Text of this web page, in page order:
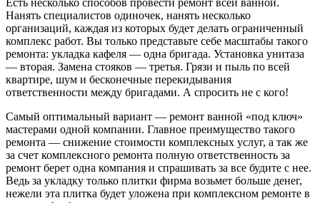
Нанять специалистов одиночек, нанять несколько
организаций, каждая из которых будет делать ограниченный
комплекс работ. Вы только представьте себе масштабы такого
ремонта: укладка кафеля — одна бригада. Установка унитаза
— вторая. Замена стояков — третья. Грязи и пыль по всей
квартире, шум и бесконечные перекидывания
ответственности между бригадами. А спросить не с кого!
Самый оптимальный вариант — ремонт ванной «под ключ»
мастерами одной компании. Главное преимущество такого
ремонта — снижение стоимости комплексных услуг, а так же
за счет комплексного ремонта полную ответственность за
ремонт берет одна компания и спрашивать за все будите с нее.
Ведь за укладку только плитки фирма возьмет больше денег,
нежели эта плитка будет уложена при комплексном ремонте в